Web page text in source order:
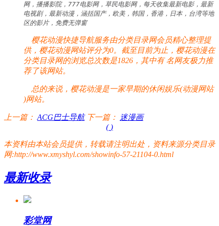
网，播播影院，777电影网，草民电影网，每天收集最新电影，最新
电视剧，最新动漫，涵括国产，欧美，韩国，香港，日本，台湾等地
区的影片，免费无弹窗
樱花动漫快捷导航服务由分类目录网会员精心整理提
供，樱花动漫网站评分为0。截至目前为止，樱花动漫在
分类目录网的浏览总次数是1826，其中有名网友极力推
荐了该网站。
总的来说，樱花动漫是一家早期的休闲娱乐(动漫网站
)网站。
上一篇： ACG巴士导航 下一篇：
迷漫画
( )
本资料由本站会员提供，转载请注明出处，资料来源分类目录
网:http://www.xmyshyl.com/showinfo-57-21104-0.html
最新收录
彩堂网